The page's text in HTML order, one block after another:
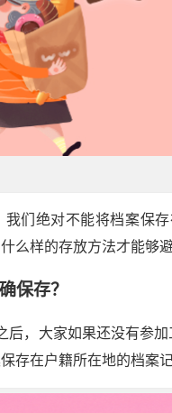
我们绝对不能将档案保
么样的存放方法才能够
保存？
后，大家如果还没有参
存在户籍所在地的档案